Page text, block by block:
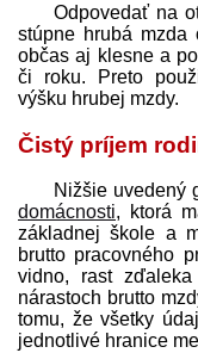
Odpovedať na
stúpne hrubá
občas aj klesne a
či roku. Preto
výšku hrubej mzdy.
Čistý príjem
Nižšie uvedený
domácnosti, ktorá
základnej škole a
brutto pracovného
vidno, rast
nárastoch brutto
tomu, že všetky
jednotlivé hranice